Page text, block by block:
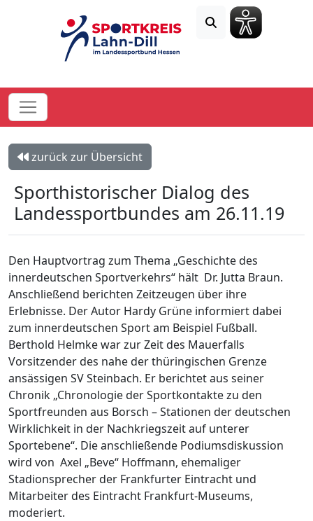
zurück zur Übersicht
Sporthistorischer Dialog des
Landessportbundes am 26.11.19
Den Hauptvortrag zum Thema „Geschichte des
innerdeutschen Sportverkehrs“ hält Dr. Jutta Braun.
Anschließend berichten Zeitzeugen über ihre
Erlebnisse. Der Autor Hardy Grüne informiert dabei
zum innerdeutschen Sport am Beispiel Fußball.
Berthold Helmke war zur Zeit des Mauerfalls
Vorsitzender des nahe der thüringischen Grenze
ansässigen SV Steinbach. Er berichtet aus seiner
Chronik „Chronologie der Sportkontakte zu den
Sportfreunden aus Borsch – Stationen der deutschen
Wirklichkeit in der Nachkriegszeit auf unterer
Sportebene“. Die anschließende Podiumsdiskussion
wird von Axel „Beve“ Hoffmann, ehemaliger
Stadionsprecher der Frankfurter Eintracht und
Mitarbeiter des Eintracht Frankfurt-Museums,
moderiert.